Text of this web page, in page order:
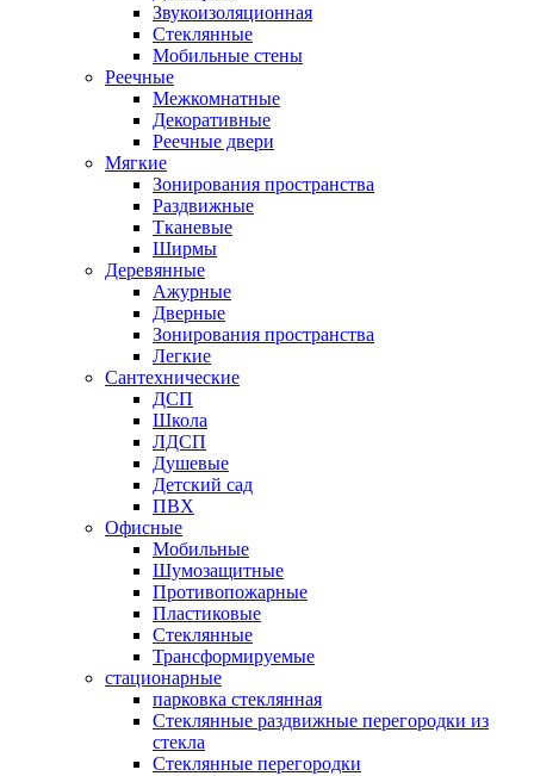
Звукоизоляционная
Стеклянные
Мобильные стены
Реечные
Межкомнатные
Декоративные
Реечные двери
Мягкие
Зонирования пространства
Раздвижные
Тканевые
Ширмы
Деревянные
Ажурные
Дверные
Зонирования пространства
Легкие
Сантехнические
ДСП
Школа
ЛДСП
Душевые
Детский сад
ПВХ
Офисные
Мобильные
Шумозащитные
Противопожарные
Пластиковые
Стеклянные
Трансформируемые
стационарные
парковка стеклянная
Стеклянные раздвижные перегородки из
стекла
Стеклянные перегородки